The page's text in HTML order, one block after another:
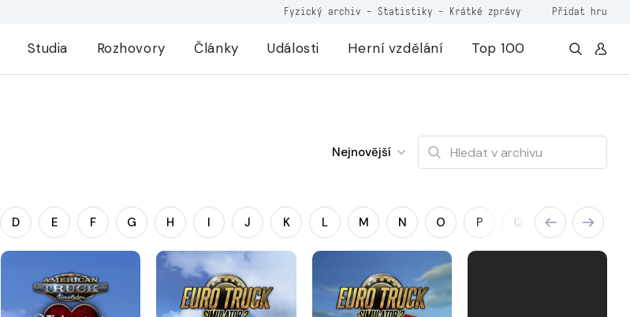
Fyzický archiv - Statistiky - Krátké zprávy Přidat hru
Studia Rozhovory Články Události Herní vzdělání Top 100
Nejnovější
D E F G H I J K L M N O P Q R S